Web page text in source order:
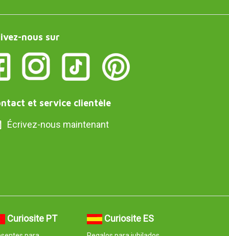
nous sur
et service clientèle
Écrivez-nous maintenant
Curiosite PT Curiosite ES